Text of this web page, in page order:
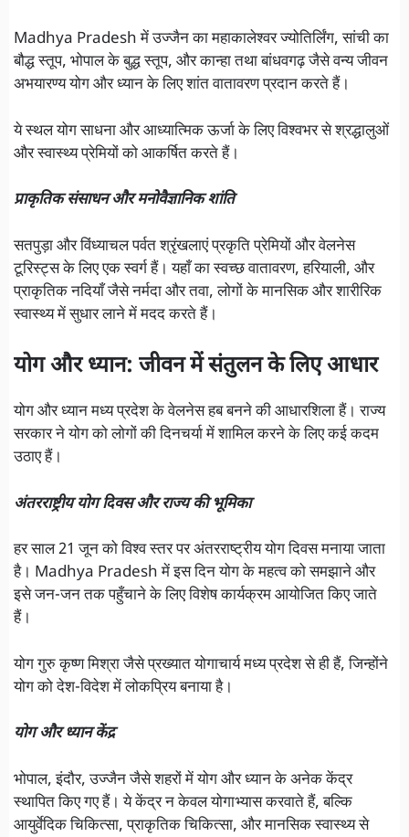
Madhya Pradesh में उज्जैन का महाकालेश्वर ज्योतिर्लिंग, सांची का
बौद्ध स्तूप, भोपाल के बुद्ध स्तूप, और कान्हा तथा बांधवगढ़ जैसे वन्य जीवन
अभयारण्य योग और ध्यान के लिए शांत वातावरण प्रदान करते हैं।
ये स्थल योग साधना और आध्यात्मिक ऊर्जा के लिए विश्वभर से श्रद्धालुओं
और स्वास्थ्य प्रेमियों को आकर्षित करते हैं।
प्राकृतिक संसाधन और मनोवैज्ञानिक शांति
सतपुड़ा और विंध्याचल पर्वत श्रृंखलाएं प्रकृति प्रेमियों और वेलनेस
टूरिस्ट्स के लिए एक स्वर्ग हैं। यहाँ का स्वच्छ वातावरण, हरियाली, और
प्राकृतिक नदियाँ जैसे नर्मदा और तवा, लोगों के मानसिक और शारीरिक
स्वास्थ्य में सुधार लाने में मदद करते हैं।
योग और ध्यान: जीवन में संतुलन के लिए आधार
योग और ध्यान मध्य प्रदेश के वेलनेस हब बनने की आधारशिला हैं। राज्य
सरकार ने योग को लोगों की दिनचर्या में शामिल करने के लिए कई कदम
उठाए हैं।
अंतरराष्ट्रीय योग दिवस और राज्य की भूमिका
हर साल 21 जून को विश्व स्तर पर अंतरराष्ट्रीय योग दिवस मनाया जाता
है। Madhya Pradesh में इस दिन योग के महत्व को समझाने और
इसे जन-जन तक पहुँचाने के लिए विशेष कार्यक्रम आयोजित किए जाते
हैं।
योग गुरु कृष्ण मिश्रा जैसे प्रख्यात योगाचार्य मध्य प्रदेश से ही हैं, जिन्होंने
योग को देश-विदेश में लोकप्रिय बनाया है।
योग और ध्यान केंद्र
भोपाल, इंदौर, उज्जैन जैसे शहरों में योग और ध्यान के अनेक केंद्र
स्थापित किए गए हैं। ये केंद्र न केवल योगाभ्यास करवाते हैं, बल्कि
आयुर्वेदिक चिकित्सा, प्राकृतिक चिकित्सा, और मानसिक स्वास्थ्य से